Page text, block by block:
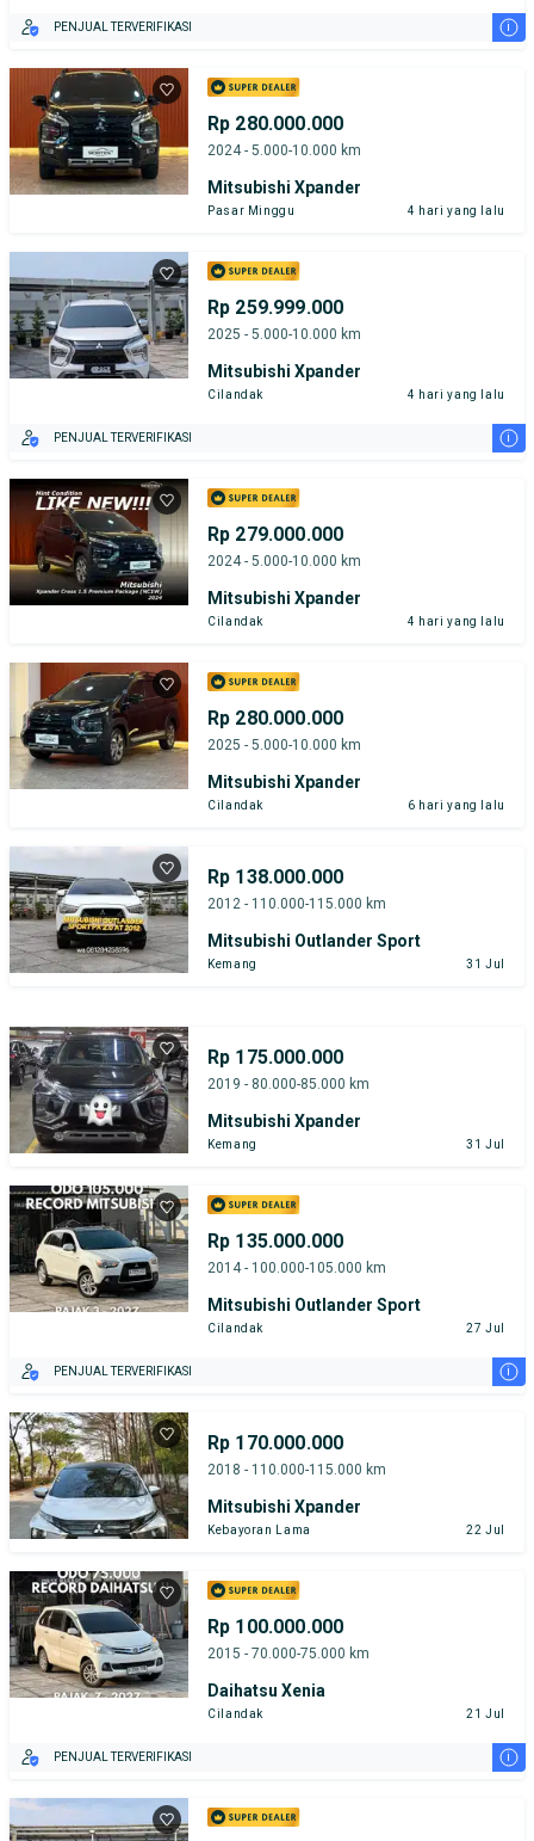
PENJUAL TERVERIFIKASI i
Rp 280.000.000
2024 - 5.000-10.000 km
Mitsubishi Xpander
Pasar Minggu 4 hari yang lalu
Rp 259.999.000
2025 - 5.000-10.000 km
Mitsubishi Xpander
Cilandak 4 hari yang lalu
PENJUAL TERVERIFIKASI i
Rp 279.000.000
2024 - 5.000-10.000 km
Mitsubishi Xpander
Cilandak 4 hari yang lalu
Rp 280.000.000
2025 - 5.000-10.000 km
Mitsubishi Xpander
Cilandak 6 hari yang lalu
Rp 138.000.000
2012 - 110.000-115.000 km
Mitsubishi Outlander Sport
Kemang 31 Jul
Rp 175.000.000
2019 - 80.000-85.000 km
Mitsubishi Xpander
Kemang 31 Jul
Rp 135.000.000
2014 - 100.000-105.000 km
Mitsubishi Outlander Sport
Cilandak 27 Jul
PENJUAL TERVERIFIKASI i
Rp 170.000.000
2018 - 110.000-115.000 km
Mitsubishi Xpander
Kebayoran Lama 22 Jul
Rp 100.000.000
2015 - 70.000-75.000 km
Daihatsu Xenia
Cilandak 21 Jul
PENJUAL TERVERIFIKASI i